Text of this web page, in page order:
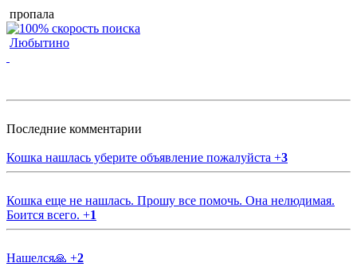
пропала
Любытино
Последние комментарии
Кошка нашлась уберите объявление пожалуйста +3
Кошка еще не нашлась. Прошу все помочь. Она нелюдимая.
Боится всего. +1
Нашелся🙏 +2